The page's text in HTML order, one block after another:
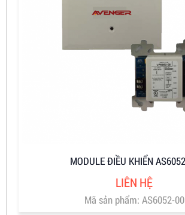
MODULE ĐIỀU KHIỂN
LIÊN HỆ
Mã sản phẩm: AS6052-00